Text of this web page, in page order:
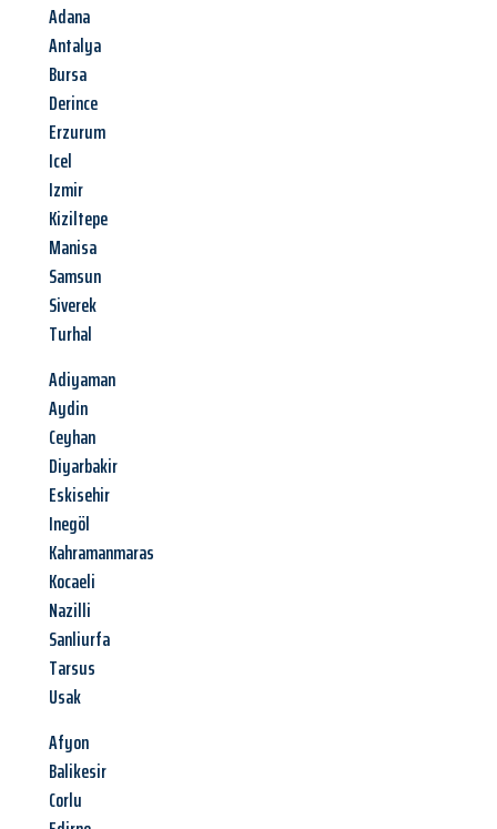
Adana
Antalya
Bursa
Derince
Erzurum
Icel
Izmir
Kiziltepe
Manisa
Samsun
Siverek
Turhal
Adiyaman
Aydin
Ceyhan
Diyarbakir
Eskisehir
Inegöl
Kahramanmaras
Kocaeli
Nazilli
Sanliurfa
Tarsus
Usak
Afyon
Balikesir
Corlu